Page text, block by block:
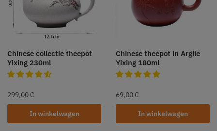
Chinese collectie theepot
Yixing 230ml
299,00 €
In winkelwagen
Chinese theepot in Argile
Yixing 180ml
69,00 €
In winkelwagen